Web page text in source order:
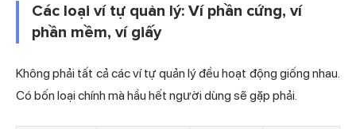
Các loại ví tự quản lý: Ví phần cứng, ví
phần mềm, ví giấy
Không phải tất cả các ví tự quản lý đều hoạt động giống nhau.
Có bốn loại chính mà hầu hết người dùng sẽ gặp phải.